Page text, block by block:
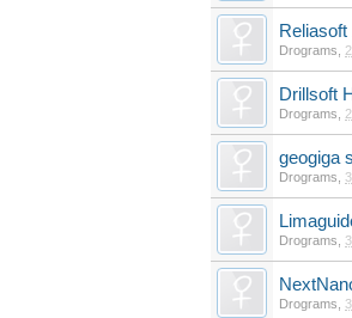
Reliasoft
Drograms
Drillsoft
Drograms
geogiga
Drograms
Drograms
Drograms